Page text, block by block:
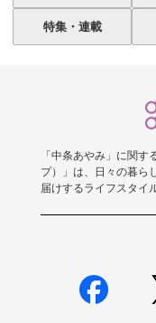
特集・連載
「中条あやみ」に関
プ）」は、日々の暮ら
届けするライフスタイ